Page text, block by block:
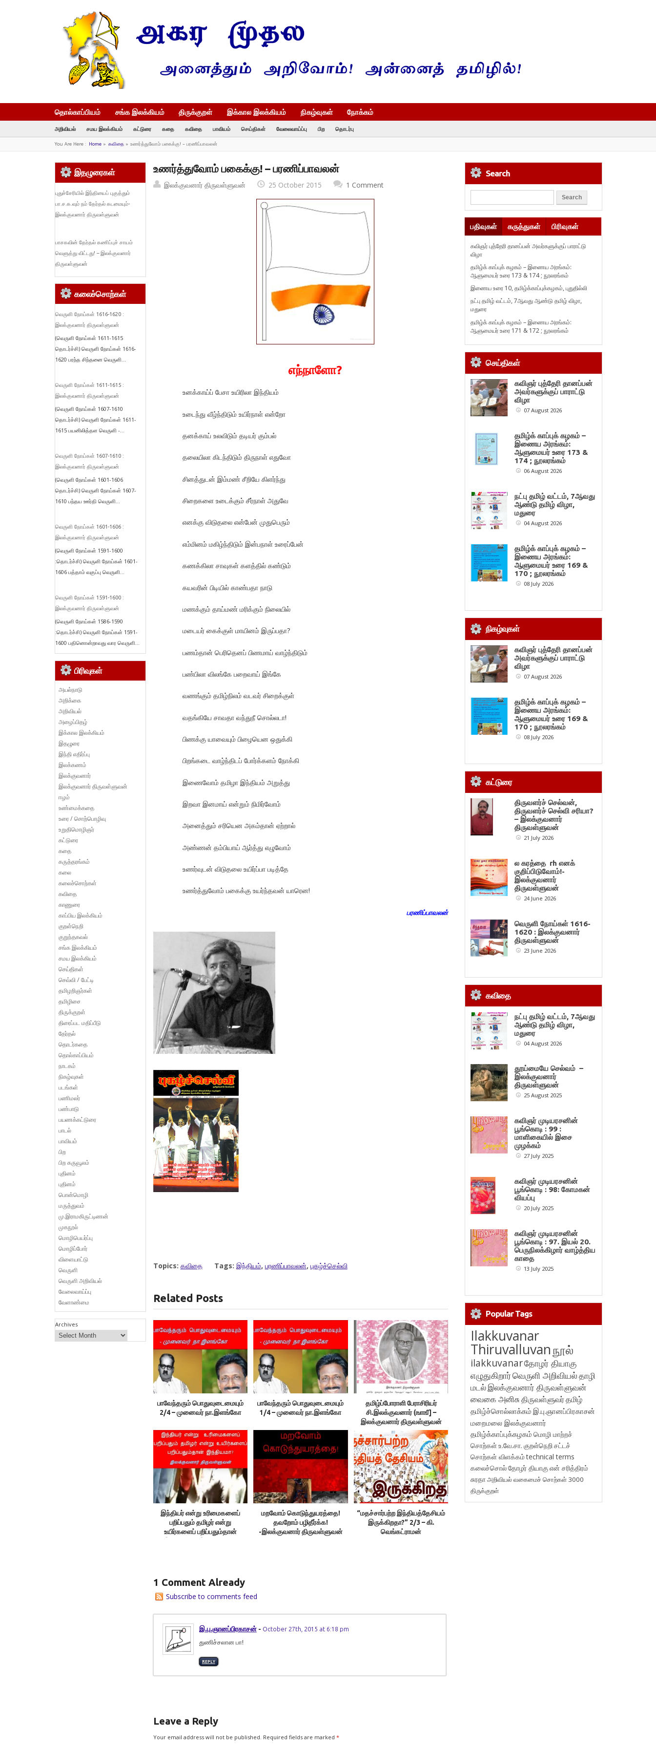
தொல்காப்பியம் சங்க இலக்கியம் திருக்குறள் இக்கால இலக்கியம் நிகழ்வுகள் நோக்கம்
அறிவியல் சமய இலக்கியம் கட்டுரை கதை கவிதை பாவியம் செய்திகள் வேலைவாய்ப்பு பிற தொடர்பு
You Are Here : Home» கவிதை» உணர்த்துவோம் பகைக்கு! – பரணிப்பாவலன்
உணர்த்துவோம் பகைக்கு! – பரணிப்பாவலன்
இலக்குவனார் திருவள்ளுவன் 25 October 2015 1 Comment
எந்நாளோ?
உனக்காய்ப் பேசா உயிரிலா இந்தியம்
உடைந்து வீழ்ந்திடும் உயிர்நாள் என்றோ
தனக்காய் உலவிடும் தடியர் கும்பல்
தலையிலா கிடந்திடும் திருநாள் எதுவோ
சினத்துடன் இம்மண் சீறியே கிளர்ந்து
சிறைகளை உடைக்கும் சீர்நாள் அதுவே
எனக்கு விடுதலை என்பேன் முதுபெரும்
எம்மினம் மகிழ்ந்திடும் இன்பநாள் உரைப்பேன்
கணக்கிலா சாவுகள் களத்தில் கண்டும்
கயவரின் பிடியில் காண்பதா நாடு
மணக்கும் தாய்மண் மரிக்கும் நிலையில்
மடையர் கைக்குள் மாயினம் இருப்பதா?
பணம்தான் பெரிதெனப் பிணமாய் வாழ்ந்திடும்
பண்பிலா விலங்கே பறைவாய் இங்கே
வணங்கும் தமிழ்நிலம் வடவர் சிறைக்குள்
வதங்கியே சாவதா வந்துநீ சொல்லடா!
பிணக்கு யாவையும் பிழையென ஒதுக்கி
பிறங்கடை வாழ்ந்திடப் போர்க்களம் நோக்கி
இணைவோம் தமிழா இந்தியம் அறுத்து
இறவா இனமாய் என்றும் நிமிர்வோம்
அனைத்தும் சரியென அகம்தான் ஏற்றால்
அண்ணன் தம்பியாய் ஆர்த்து எழுவோம்
உணர்வுடன் விடுதலை உயிர்ப்பா படித்தே
உணர்த்துவோம் பகைக்கு உயர்ந்தவன் யாரென!
பரணிப்பாவலன்
Topics: கவிதை Tags: இந்தியம், பரணிப்பாவலன், புகழ்ச்செல்வி
Related Posts
பாவேந்தரும் பொதுவுடைமையும்
2/4 – முனைவர் நா.இளங்கோ
பாவேந்தரும் பொதுவுடைமையும்
1/4 – முனைவர் நா.இளங்கோ
தமிழ்ப்போராளி பேராசிரியர்
சி.இலக்குவனார் (ஙாஙீ] –
இலக்குவனார் திருவள்ளுவன்
இந்தியர் என்று உரிமைகளைப்
பறிப்பதும் தமிழர் என்று
உயிர்களைப் பறிப்பதும்தான்
மறவோம் கொடுந்துயரத்தை!
தவறோம் பழிதீர்க்க!
-இலக்குவனார் திருவள்ளுவன்
“மதச்சார்பற்ற இந்தியத்தேசியம்
இருக்கிறதா?” 2/3 – கி.
வெங்கட்ராமன்
1 Comment Already
Subscribe to comments feed
இ.பு.ஞானப்பிரகாசன் - October 27th, 2015 at 6:18 pm
துணிச்சலான பா!
REPLY
Leave a Reply
Your email address will not be published. Required fields are marked *
இதழுரைகள்
புதுச்சேரியில் இந்தியைப் புகுத்தும்
பா.ச.க.வும் நம் தேர்தல் கடமையும்-
இலக்குவனார் திருவள்ளுவன்
பாசகவின் தேர்தல் கணிப்புச் சாயம்
வெளுத்து விட்டது! – இலக்குவனார்
திருவள்ளுவன்
கலைச்சொற்கள்
வெருளி நோய்கள் 1616-1620 :
இலக்குவனார் திருவள்ளுவன்
(வெருளி நோய்கள் 1611-1615
தொடர்ச்சி) வெருளி நோய்கள் 1616-
1620 பரந்த சிந்தனை வெருளி...
வெருளி நோய்கள் 1611-1615 :
இலக்குவனார் திருவள்ளுவன்
(வெருளி நோய்கள் 1607-1610
தொடர்ச்சி) வெருளி நோய்கள் 1611-
1615 பயனிலித்தள வெருளி -...
வெருளி நோய்கள் 1607-1610 :
இலக்குவனார் திருவள்ளுவன்
(வெருளி நோய்கள் 1601-1606
தொடர்ச்சி) வெருளி நோய்கள் 1607-
1610 பந்தய ஊர்தி வெருளி...
வெருளி நோய்கள் 1601-1606 :
இலக்குவனார் திருவள்ளுவன்
(வெருளி நோய்கள் 1591-1600
:தொடர்ச்சி) வெருளி நோய்கள் 1601-
1606 பத்தாம் வகுப்பு வெருளி...
வெருளி நோய்கள் 1591-1600 :
இலக்குவனார் திருவள்ளுவன்
(வெருளி நோய்கள் 1586-1590
:தொடர்ச்சி) வெருளி நோய்கள் 1591-
1600 பதினொன்றாவது வார வெருளி...
பிரிவுகள்
அயல்நாடு
அறிக்கை
அறிவியல்
அழைப்பிதழ்
இக்கால இலக்கியம்
இதழுரை
இந்தி எதிர்ப்பு
இலக்கணம்
இலக்குவனார்
இலக்குவனார் திருவள்ளுவன்
ஈழம்
உண்மைக்கதை
உரை / சொற்பொழிவு
உறுதிமொழிஞர்
கட்டுரை
கதை
கருத்தரங்கம்
கலை
கலைச்சொற்கள்
கவிதை
காணுரை
காப்பிய இலக்கியம்
குறள்நெறி
குறுந்தகவல்
சங்க இலக்கியம்
சமய இலக்கியம்
செய்திகள்
செவ்வி / பேட்டி
தமிழறிஞர்கள்
தமிழிசை
திருக்குறள்
திரைப்பட மதிப்பீடு
தேர்தல்
தொடர்கதை
தொல்காப்பியம்
நாடகம்
நிகழ்வுகள்
படங்கள்
பணிமலர்
பண்பாடு
பயணக்கட்டுரை
பாடல்
பாவியம்
பிற
பிற கருவூலம்
புதினம்
புதினம்
பொன்மொழி
மருத்துவம்
மு.இராமகிருட்டிணன்
முகநூல்
மொழிபெயர்ப்பு
மொழிப்போர்
விளையாட்டு
வெருளி
வெருளி அறிவியல்
வேலைவாய்ப்பு
வேளாண்மை
Archives
Search
பதிவுகள் கருத்துகள் பிரிவுகள்
கவிஞர் புத்தேரி தானப்பன் அவர்களுக்குப் பாராட்டு
விழா
தமிழ்க் காப்புக் கழகம் – இணைய அரங்கம்:
ஆளுமையர் உரை 173 & 174 ; நூலரங்கம்
இணைய உரை 10, தமிழ்க்காப்புக்கழகம், புதுதில்லி
நட்பு தமிழ் வட்டம், 7ஆவது ஆண்டு தமிழ் விழா,
மதுரை
தமிழ்க் காப்புக் கழகம் – இணைய அரங்கம்:
ஆளுமையர் உரை 171 & 172 ; நூலரங்கம்
செய்திகள்
கவிஞர் புத்தேரி தானப்பன்
அவர்களுக்குப் பாராட்டு
விழா
07 August 2026
தமிழ்க் காப்புக் கழகம் –
இணைய அரங்கம்:
ஆளுமையர் உரை 173 &
174 ; நூலரங்கம்
06 August 2026
நட்பு தமிழ் வட்டம், 7ஆவது
ஆண்டு தமிழ் விழா,
மதுரை
04 August 2026
தமிழ்க் காப்புக் கழகம் –
இணைய அரங்கம்:
ஆளுமையர் உரை 169 &
170 ; நூலரங்கம்
08 July 2026
நிகழ்வுகள்
கவிஞர் புத்தேரி தானப்பன்
அவர்களுக்குப் பாராட்டு
விழா
07 August 2026
தமிழ்க் காப்புக் கழகம் –
இணைய அரங்கம்:
ஆளுமையர் உரை 169 &
170 ; நூலரங்கம்
08 July 2026
கட்டுரை
திருவளர்ச் செல்வன்,
திருவளர்ச் செல்வி சரியா?
– இலக்குவனார்
திருவள்ளுவன்
21 July 2026
ல கரத்தை rh எனக்
குறிப்பிடுவோம்!-
இலக்குவனார்
திருவள்ளுவன்
24 June 2026
வெருளி நோய்கள் 1616-
1620 : இலக்குவனார்
திருவள்ளுவன்
23 June 2026
கவிதை
நட்பு தமிழ் வட்டம், 7ஆவது
ஆண்டு தமிழ் விழா,
மதுரை
04 August 2026
தூய்மையே செல்வம் –
இலக்குவனார்
திருவள்ளுவன்
25 August 2025
கவிஞர் முடியரசனின்
பூங்கொடி : 99 :
மாளிகையில் இசை
முழக்கம்
27 July 2025
கவிஞர் முடியரசனின்
பூங்கொடி : 98: கோமகன்
வியப்பு
20 July 2025
கவிஞர் முடியரசனின்
பூங்கொடி : 97. இயல் 20.
பெருநிலக்கிழார் வாழ்த்திய
காதை
13 July 2025
Popular Tags
Ilakkuvanar
Thiruvalluvanநூல்
ilakkuvanarதோழர் தியாகு
எழுதுகிறார்வெருளி அறிவியல்தாழி
மடல்இலக்குவனார் திருவள்ளுவன்
வைகை அனிசுதிருவள்ளுவர்தமிழ்
தமிழ்ச்சொல்லாக்கம் இ.பு.ஞானப்பிரகாசன்
மறைமலை இலக்குவனார்
தமிழ்க்காப்புக்கழகம் மொழி மாற்றச்
சொற்கள்உ.வே.சா. குறள்நெறி சட்டச்
சொற்கள் விளக்கம்technical terms
கலைச்சொல்தோழர் தியாகுஎன் சரித்திரம்
சுரதாஅறிவியல் வகைமைச் சொற்கள் 3000
திருக்குறள்